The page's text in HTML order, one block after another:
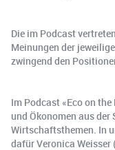
Die im Podcast
Meinungen der
zwingend den
Im Podcast «Eco on
und Ökonomen aus der
Wirtschaftsthemen. In
dafür Veronica Weisser